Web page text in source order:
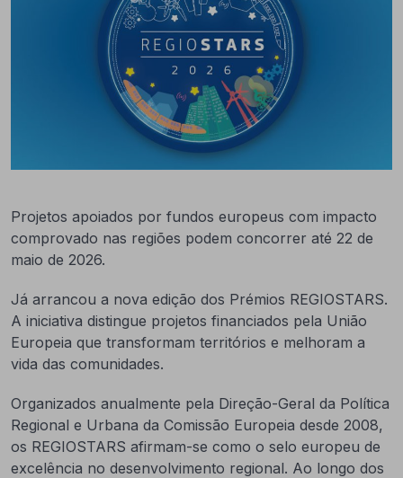
Projetos apoiados por fundos europeus com impacto
comprovado nas regiões podem concorrer até 22 de
maio de 2026.
Já arrancou a nova edição dos Prémios REGIOSTARS.
A iniciativa distingue projetos financiados pela União
Europeia que transformam territórios e melhoram a
vida das comunidades.
Organizados anualmente pela Direção-Geral da Política
Regional e Urbana da Comissão Europeia desde 2008,
os REGIOSTARS afirmam-se como o selo europeu de
excelência no desenvolvimento regional. Ao longo dos